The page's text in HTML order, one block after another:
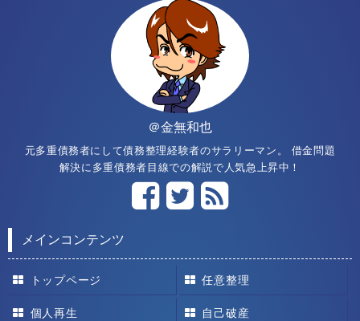
＠金無和也
元多重債務者にして債務整理経験者のサラリーマン。 借金問題
解決に多重債務者目線での解説で人気急上昇中！
メインコンテンツ
トップページ 任意整理
個人再生 自己破産